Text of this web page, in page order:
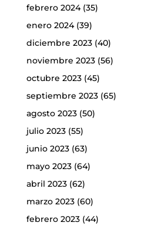
febrero 2024(35)
enero 2024(39)
diciembre 2023(40)
noviembre 2023(56)
octubre 2023(45)
septiembre 2023(65)
agosto 2023(50)
julio 2023(55)
junio 2023(63)
mayo 2023(64)
abril 2023(62)
marzo 2023(60)
febrero 2023(44)